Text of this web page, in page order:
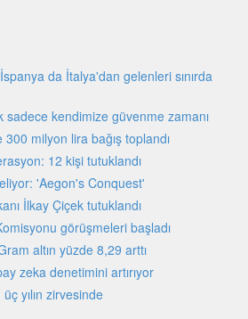
da İtalya'dan gelenleri sınırda
sadece kendimize güvenme zamanı
milyon lira bağış toplandı
12 kişi tutuklandı
'Aegon's Conquest'
İlkay Çiçek tutuklandı
görüşmeleri başladı
altın yüzde 8,29 arttı
zeka denetimini artırıyor
yılın zirvesinde